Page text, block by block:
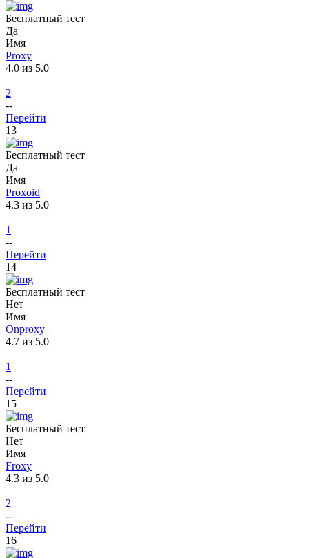
Бесплатный тест
Да
Имя
Proxy
4.0 из 5.0
2
--
Перейти
13
Бесплатный тест
Да
Имя
Proxoid
4.3 из 5.0
1
--
Перейти
14
Бесплатный тест
Нет
Имя
Onproxy
4.7 из 5.0
1
--
Перейти
15
Бесплатный тест
Нет
Имя
Froxy
4.3 из 5.0
2
--
Перейти
16